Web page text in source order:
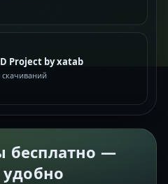
Project by xatab
скачиваний
бесплатно —
удобно